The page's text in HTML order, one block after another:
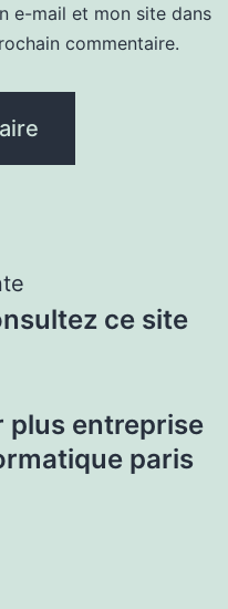
e-mail et mon site dans
commentaire.
ce site
plus entreprise
paris